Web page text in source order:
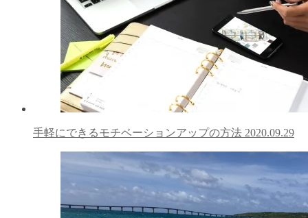
手軽にできるモチベーションアップの方法 2020.09.29